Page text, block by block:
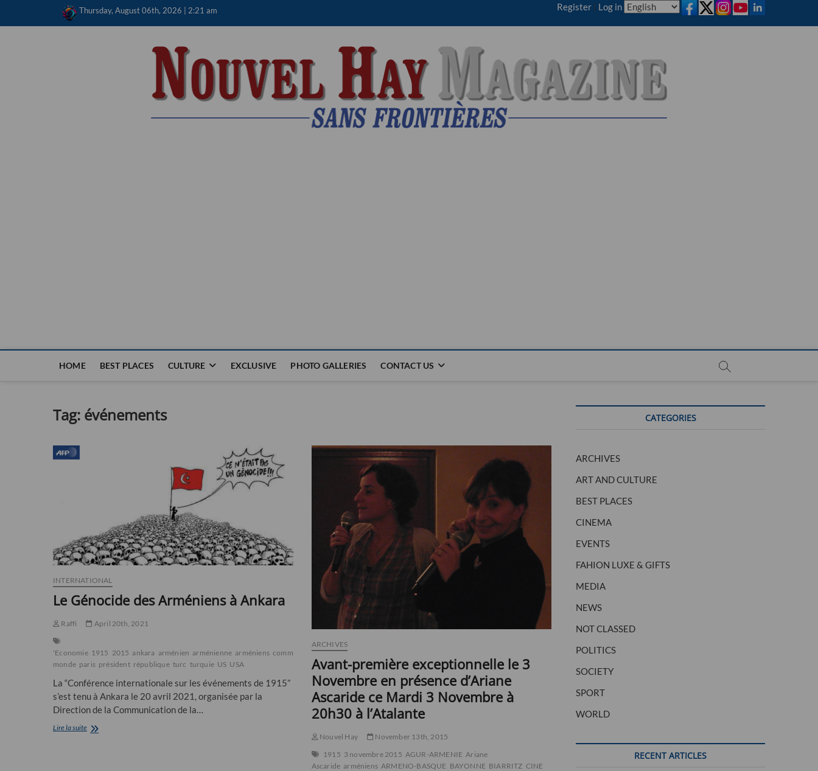
Thursday, August 06th, 2026 | 2:21 am Register | Log in
HOME BEST PLACES CULTURE EXCLUSIVE PHOTO GALLERIES CONTACT US
Tag: événements
INTERNATIONAL
Le Génocide des Arméniens à Ankara
Raffi April 20th, 2021
'Economie 1915 2015 ankara arménien arménienne arméniens commémoration conférence LA le
monde paris président république turc turquie US USA
La “Conférence internationale sur les événements de 1915”
s’est tenu à Ankara le 20 avril 2021, organisée par la
Direction de la Communication de la…
Lire la suiteLe
ARCHIVES
Avant-première exceptionnelle le 3
Novembre en présence d’Ariane
Ascaride ce Mardi 3 Novembre à
20h30 à l’Atalante
Nouvel Hay
November 13th, 2015
1915 3 novembre 2015 AGUR-ARMENIE Ariane
Ascaride arméniens ARMENO-BASQUE BAYONNE BIARRITZ CINE
CATEGORIES
ARCHIVES
ART AND CULTURE
BEST PLACES
CINEMA
EVENTS
FAHION LUXE & GIFTS
MEDIA
NEWS
NOT CLASSED
POLITICS
SOCIETY
SPORT
WORLD
RECENT ARTICLES